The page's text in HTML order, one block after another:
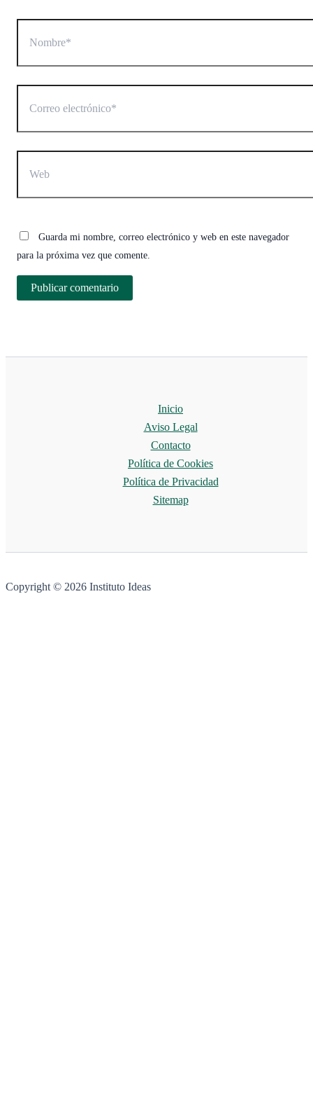
electrónico*
Guarda mi nombre, correo electrónico y web en este navegador
para la próxima vez que comente.
Inicio
Aviso Legal
Contacto
Política de Cookies
Política de Privacidad
Sitemap
Copyright © 2026 Instituto Ideas